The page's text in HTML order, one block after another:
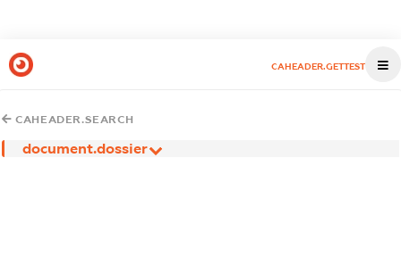
CAHEADER.GETTEST
CAHEADER.SEARCH
document.dossier